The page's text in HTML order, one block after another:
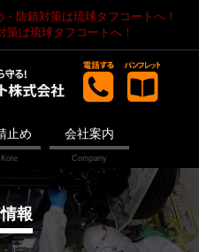
防錆対策は琉球タフコートへ！
は琉球タフコートへ！
止め 会社案内
報